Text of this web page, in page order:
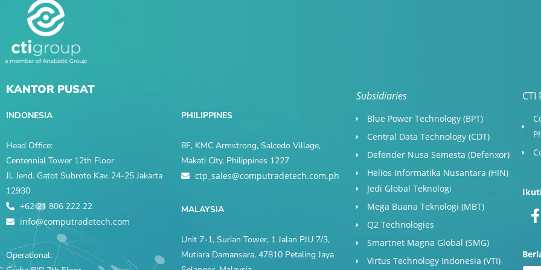
KANTOR PUSAT
INDONESIA
Head Office:
Centennial Tower 12th Floor
Jl. Jend. Gatot Subroto Kav. 24-25 Jakarta
12930
+62 21 806 222 22
info@computradetech.com
Operational:
PHILIPPINES
8F, KMC Armstrong, Salcedo Village,
Makati City, Philippines 1227
ctp_sales@computradetech.com.ph
MALAYSIA
Unit 7-1, Surian Tower, 1 Jalan PJU 7/3,
Mutiara Damansara, 47810 Petaling Jaya
Subsidiaries
Blue Power Technology (BPT)​
Central Data Technology (CDT)
Defender Nusa Semesta (Defenxor)
Helios Informatika Nusantara (HIN)
Jedi Global Teknologi
Mega Buana Teknologi (MBT)
Q2 Technologies
Smartnet Magna Global (SMG)
Virtus Technology Indonesia (VTI)
CTI
F
a